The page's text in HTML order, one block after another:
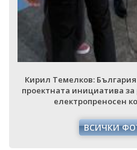
Кирил Темелков:
проектната инициатива
електропреносен
ВСИЧКИ